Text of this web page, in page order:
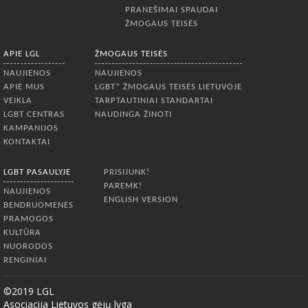
PRANEŠIMAI SPAUDAI
ŽMOGAUS TEISĖS
APIE LGL
NAUJIENOS
APIE MUS
VEIKLA
LGBT CENTRAS
KAMPANIJOS
KONTAKTAI
ŽMOGAUS TEISĖS
NAUJIENOS
LGBT* ŽMOGAUS TEISĖS LIETUVOJE
TARPTAUTINIAI STANDARTAI
NAUDINGA ŽINOTI
LGBT PASAULYJE
NAUJIENOS
BENDRUOMENĖS
PRAMOGOS
KULTŪRA
NUORODOS
RENGINIAI
PRISIJUNK!
PAREMK!
ENGLISH VERSION
©2019 LGL
Asociacija Lietuvos gėjų lyga